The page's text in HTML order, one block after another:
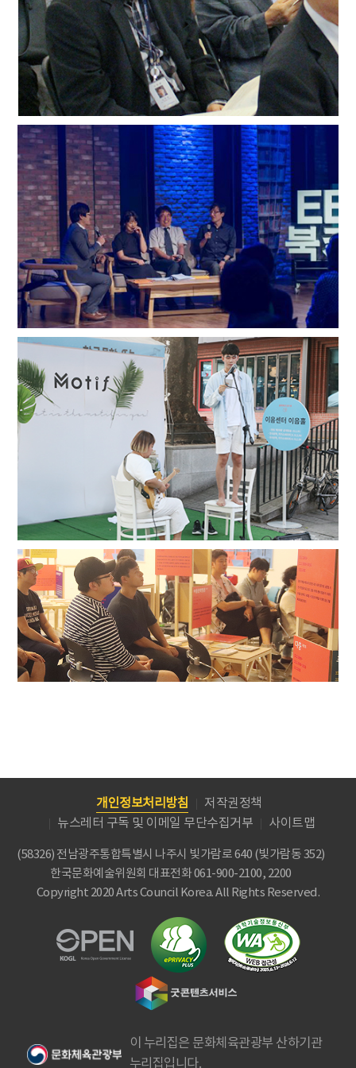
개인정보처리방침
저작권정책
뉴스레터 구독 및 이메일 무단수집거부
사이트맵
(58326) 전남광주통합특별시 나주시 빛가람로 640 (빛가람동 352)
한국문화예술위원회 대표전화 061-900-2100, 2200
Copyright 2020 Arts Council Korea. All Rights Reserved.
이 누리집은 문화체육관광부 산하기관
누리집입니다.